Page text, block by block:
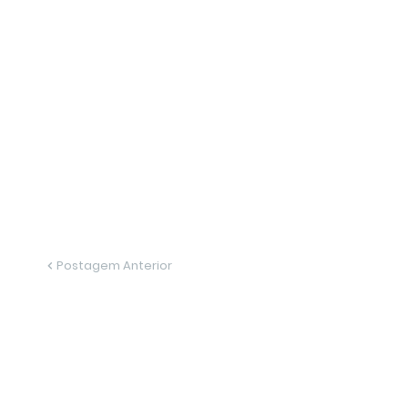
Postagem Anterior